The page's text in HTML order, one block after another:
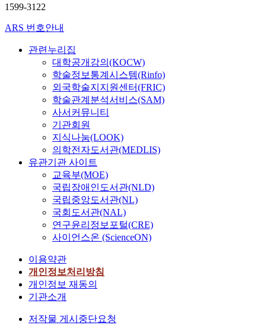
1599-3122
ARS 번호안내
관련누리집
대학공개강의(KOCW)
학술정보통계시스템(Rinfo)
외국학술지지원센터(FRIC)
학술관계분석서비스(SAM)
사서커뮤니티
기관회원
지식나눔(LOOK)
의학전자도서관(MEDLIS)
유관기관 사이트
교육부(MOE)
국립장애인도서관(NLD)
국립중앙도서관(NL)
국회도서관(NAL)
연구윤리정보포털(CRE)
사이언스온 (ScienceON)
이용약관
개인정보처리방침
개인정보 재동의
기관소개
저작물 게시중단요청